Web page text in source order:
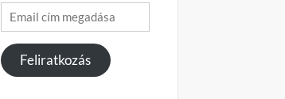
Email
cím
megadása
Feliratkozás